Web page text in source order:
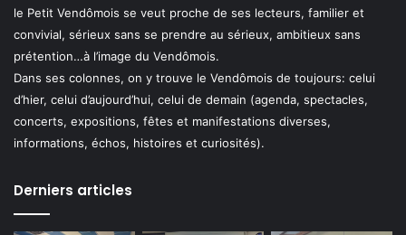
le Petit Vendômois se veut proche de ses lecteurs, familier et
convivial, sérieux sans se prendre au sérieux, ambitieux sans
prétention…à l’image du Vendômois.
Dans ses colonnes, on y trouve le Vendômois de toujours: celui
d’hier, celui d’aujourd’hui, celui de demain (agenda, spectacles,
concerts, expositions, fêtes et manifestations diverses,
informations, échos, histoires et curiosités).
Derniers articles